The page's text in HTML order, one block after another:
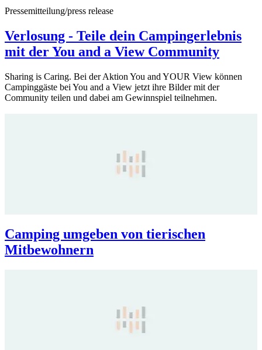
Pressemitteilung/press release
Verlosung - Teile dein Campingerlebnis
mit der You and a View Community
Sharing is Caring. Bei der Aktion You and YOUR View können
Campinggäste bei You and a View jetzt ihre Bilder mit der
Community teilen und dabei am Gewinnspiel teilnehmen.
Camping umgeben von tierischen
Mitbewohnern